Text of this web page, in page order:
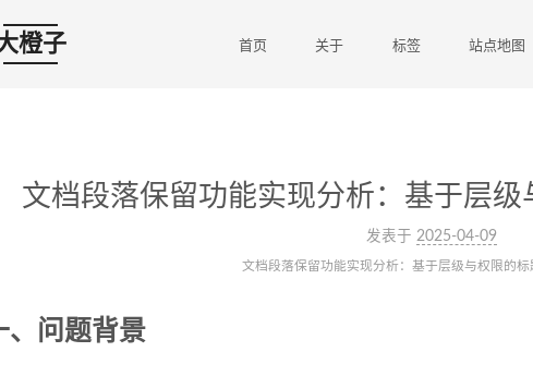
橙子 首页 关于 标签 站点地图
文档段落保留功能实现分析：基于层
发表于 2025-04-09
文档段落保留功能实现分析：基于层级与权限的标
、问题背景